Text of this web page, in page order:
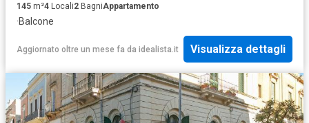
145 m²4 Locali2 BagniAppartamento
·Balcone
Aggiornato oltre un mese fa da idealista.it Visualizza dettagli